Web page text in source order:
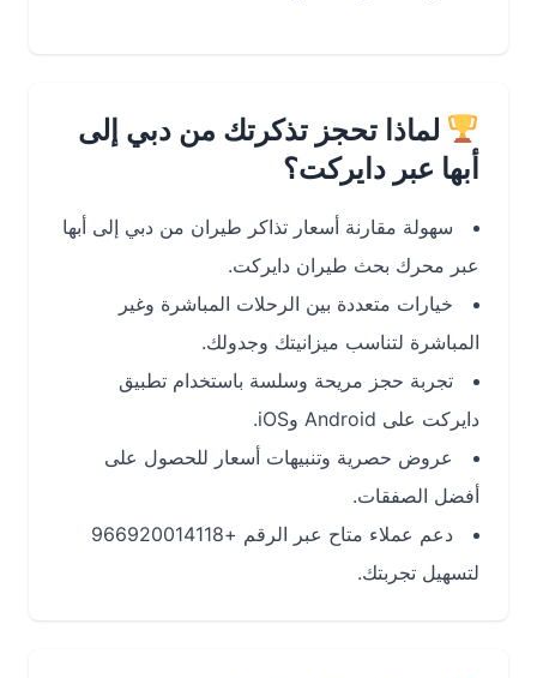
لماذا تحجز تذكرتك من دبي إلى
أبها عبر دايركت؟
سهولة مقارنة أسعار تذاكر طيران من دبي إلى أبها
عبر محرك بحث طيران دايركت.
خيارات متعددة بين الرحلات المباشرة وغير
المباشرة لتناسب ميزانيتك وجدولك.
تجربة حجز مريحة وسلسة باستخدام تطبيق
دايركت على Android وiOS.
عروض حصرية وتنبيهات أسعار للحصول على
أفضل الصفقات.
دعم عملاء متاح عبر الرقم +966920014118
لتسهيل تجربتك.